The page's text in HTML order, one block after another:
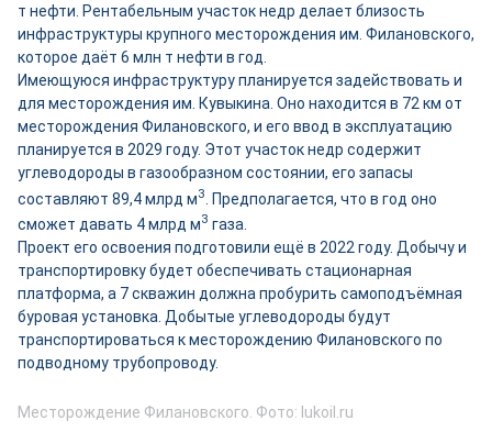
т нефти. Рентабельным участок недр делает близость
инфраструктуры крупного месторождения им. Филановского,
которое даёт 6 млн т нефти в год.
Имеющуюся инфраструктуру планируется задействовать и
для месторождения им. Кувыкина. Оно находится в 72 км от
месторождения Филановского, и его ввод в эксплуатацию
планируется в 2029 году. Этот участок недр содержит
углеводороды в газообразном состоянии, его запасы
составляют 89,4 млрд м3 . Предполагается, что в год оно
сможет давать 4 млрд м3 газа.
Проект его освоения подготовили ещё в 2022 году. Добычу и
транспортировку будет обеспечивать стационарная
платформа, а 7 скважин должна пробурить самоподъёмная
буровая установка. Добытые углеводороды будут
транспортироваться к месторождению Филановского по
подводному трубопроводу.
Месторождение Филановского. Фото: lukoil.ru